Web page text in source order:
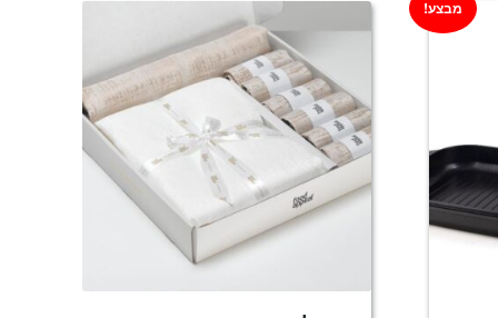
מבצע!